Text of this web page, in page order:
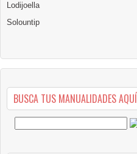
Lodijoella
Solountip
BUSCA TUS MANUALIDADES AQUÍ